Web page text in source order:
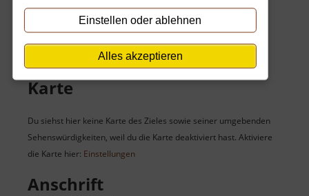
Einstellen oder ablehnen
Alles akzeptieren
Keine Angaben vorhanden.
Karte
Du siehst hier keine Karte des Zieles sowie seiner umgebenden
Sehenswürdigkeiten, weil du die Karte deaktiviert hast. Aktiviere
die Karte hier: Einstellungen
Anschrift